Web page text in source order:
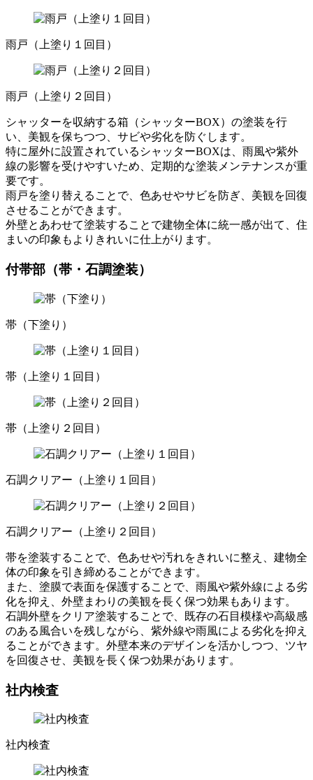
雨戸（上塗り１回目）
雨戸（上塗り２回目）
シャッターを収納する箱（シャッターBOX）の塗装を行
い、美観を保ちつつ、サビや劣化を防ぐします。
特に屋外に設置されているシャッターBOXは、雨風や紫外
線の影響を受けやすいため、定期的な塗装メンテナンスが重
要です。
雨戸を塗り替えることで、色あせやサビを防ぎ、美観を回復
させることができます。
外壁とあわせて塗装することで建物全体に統一感が出て、住
まいの印象もよりきれいに仕上がります。
付帯部（帯・石調塗装）
帯（下塗り）
帯（上塗り１回目）
帯（上塗り２回目）
石調クリアー（上塗り１回目）
石調クリアー（上塗り２回目）
帯を塗装することで、色あせや汚れをきれいに整え、建物全
体の印象を引き締めることができます。
また、塗膜で表面を保護することで、雨風や紫外線による劣
化を抑え、外壁まわりの美観を長く保つ効果もあります。
石調外壁をクリア塗装することで、既存の石目模様や高級感
のある風合いを残しながら、紫外線や雨風による劣化を抑え
ることができます。外壁本来のデザインを活かしつつ、ツヤ
を回復させ、美観を長く保つ効果があります。
社内検査
社内検査